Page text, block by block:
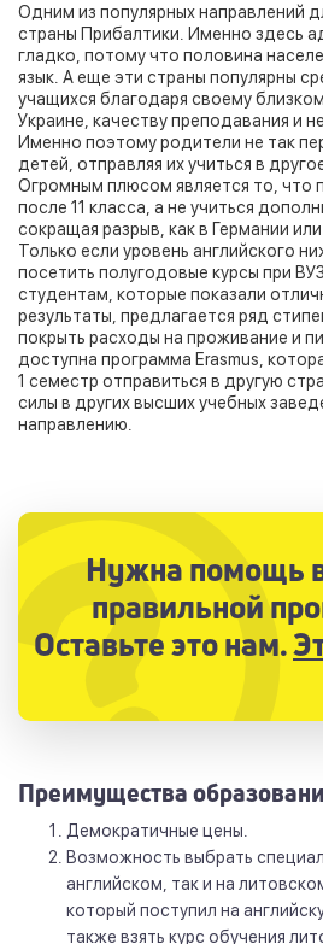
Одним из популярных направлений
страны Прибалтики. Именно здесь
гладко, потому что половина
язык. А еще эти страны популярны
учащихся благодаря своему
Украине, качеству преподавания и
Именно поэтому родители не так
детей, отправляя их учиться в
Огромным плюсом является то, что
после 11 класса, а не учиться
сокращая разрыв, как в Германии
Только если уровень английского
посетить полугодовые курсы при
студентам, которые показали
результаты, предлагается ряд
покрыть расходы на проживание и
доступна программа Erasmus,
1 семестр отправиться в другую
силы в других высших учебных
направлению.
Нужна помощь
правильной
Оставьте это нам.
Преимущества
Демократичные цены.
Возможность выбрать
английском, так и на
который поступил на
также взять курс обучения